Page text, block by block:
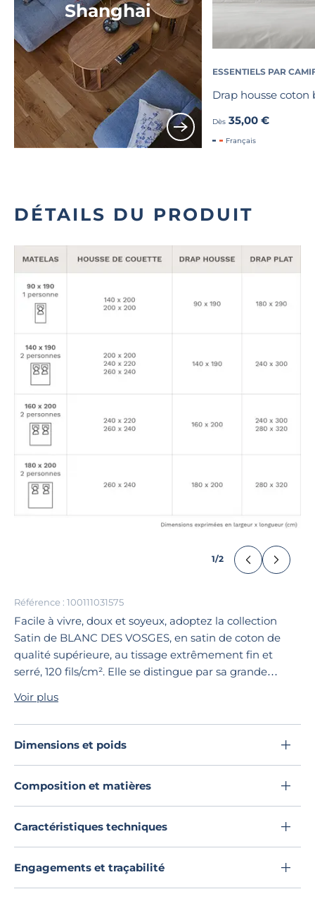
Shanghai
ESSENTIELS PAR
Drap housse coton
Dès 35,00 €
Français
DÉTAILS DU PRODUIT
1/2
Référence : 100111031575
Facile à vivre, doux et soyeux, adoptez la collection
Satin de BLANC DES VOSGES, en satin de coton de
qualité supérieure, au tissage extrêmement fin et
serré, 120 fils/cm². Elle se distingue par sa grande
drap housse se décline dans une large palette de
coloris, pour se coordonner avec toutes vos parures
fantaisies.
Voir plus
Dimensions et poids
Composition et matières
Caractéristiques techniques
Engagements et traçabilité